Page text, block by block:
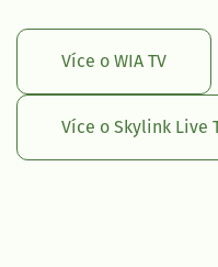
Více o WIA TV
Více o Skylink Live